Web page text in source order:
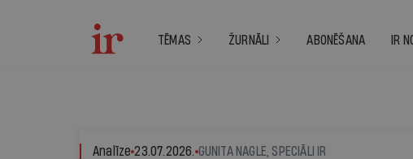
TĒMAS ŽURNĀLI ABONĒŠANA IR
Analīze 23.07.2026. GUNITA NAGLE, SPECIĀLI IR